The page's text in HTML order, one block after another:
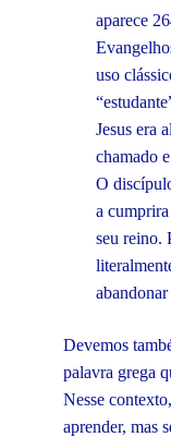
aparece
uso
Jesus era
chamado
O
a
seu reino.
Devemos
palavra grega
Nesse
aprender, mas